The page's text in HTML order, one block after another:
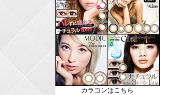
カラコンはこちら